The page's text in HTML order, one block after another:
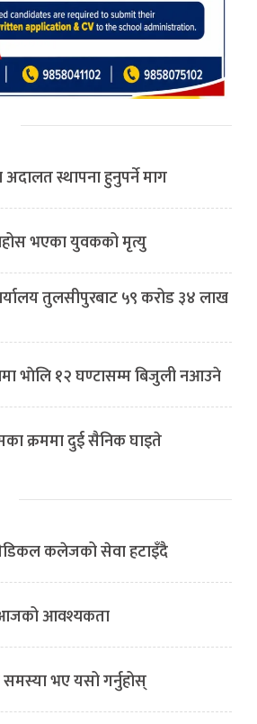
अदालत स्थापना हुनुपर्ने माग
भएका युवकको मृत्यु
तुलसीपुरबाट ५९ करोड ३४ लाख
भाेलि १२ घण्टासम्म बिजुली नआउने
क्रममा दुई सैनिक घाइते
कलेजको सेवा हटाइँदै
आजको आवश्यकता
समस्या भए यसो गर्नुहोस्